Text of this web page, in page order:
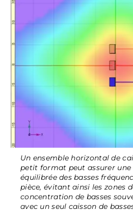
Un ensemble horizontal de
petit format peut assurer
équilibrée des basses
pièce, évitant ainsi les zones
concentration de basses
avec un seul caisson de